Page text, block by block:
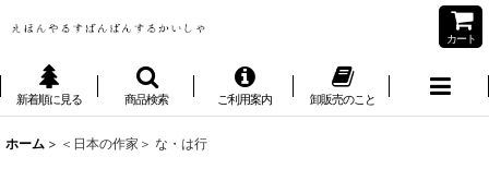
カート
新着順に見る 商品検索 ご利用案内 卸販売のこと
ホーム > ＜日本の作家＞ な・は行